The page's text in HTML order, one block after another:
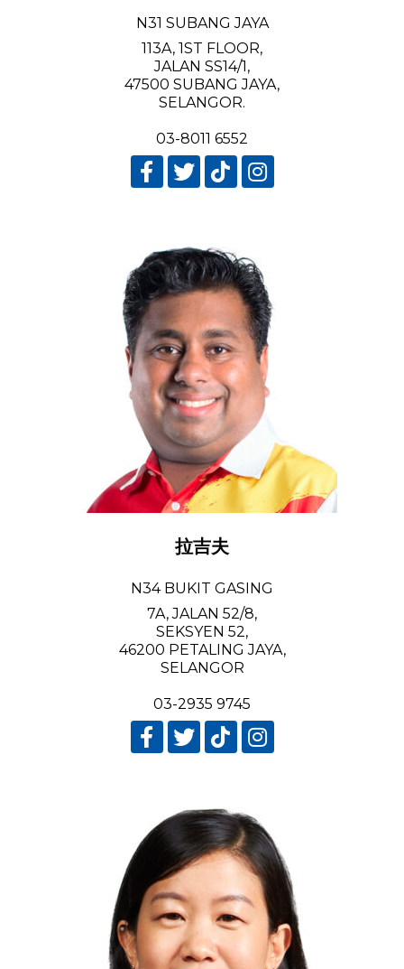
N31 SUBANG JAYA
113A, 1ST FLOOR,
JALAN SS14/1,
47500 SUBANG JAYA,
SELANGOR.
03-8011 6552
拉吉夫
N34 BUKIT GASING
7A, JALAN 52/8,
SEKSYEN 52,
46200 PETALING JAYA,
SELANGOR
03-2935 9745